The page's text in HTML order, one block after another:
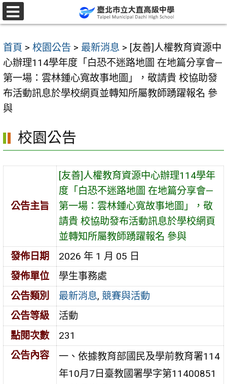
跳
至
要
內
容
區
首頁 > 校園公告 > 最新消息 > [友善]人權教育資源中
心辦理114學年度「白恐不迷路地圖 在地篇分享會—
第一場：雲林鍾心寬故事地圖」，敬請貴 校協助發
布活動訊息於學校網頁並轉知所屬教師踴躍報名 參
與
校園公告
公告主旨
[友善]人權教育資源中心辦理114學年
度「白恐不迷路地圖 在地篇分享會—
第一場：雲林鍾心寬故事地圖」，敬
請貴 校協助發布活動訊息於學校網頁
並轉知所屬教師踴躍報名 參與
發佈日期
2026 年 1 月 05 日
發佈單位
學生事務處
公告類別
最新消息, 競賽與活動
公告等級
活動
點閱次數
231
公告內容
一、依據教育部國民及學前教育署114
年10月7日臺教國署學字第11400851
選
單